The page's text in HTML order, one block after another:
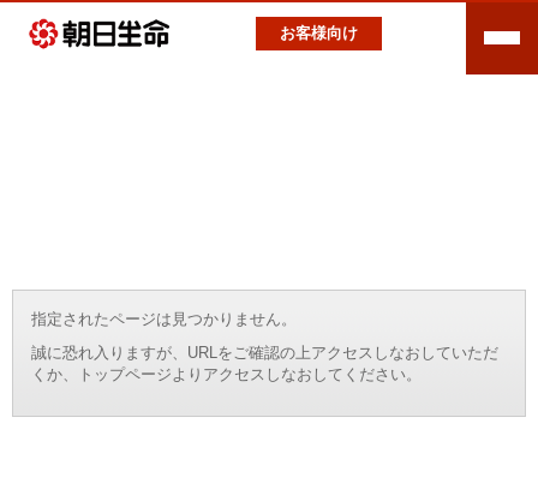
お客様向け
指定されたページは見つかりません。
誠に恐れ入りますが、URLをご確認の上アクセスしなおしていただ
くか、トップページよりアクセスしなおしてください。